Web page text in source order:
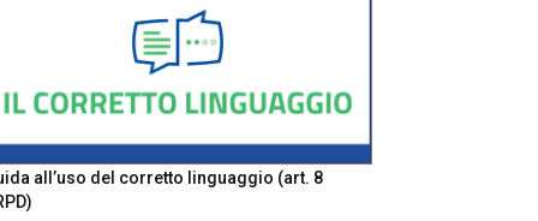
all’uso del corretto linguaggio (art. 8